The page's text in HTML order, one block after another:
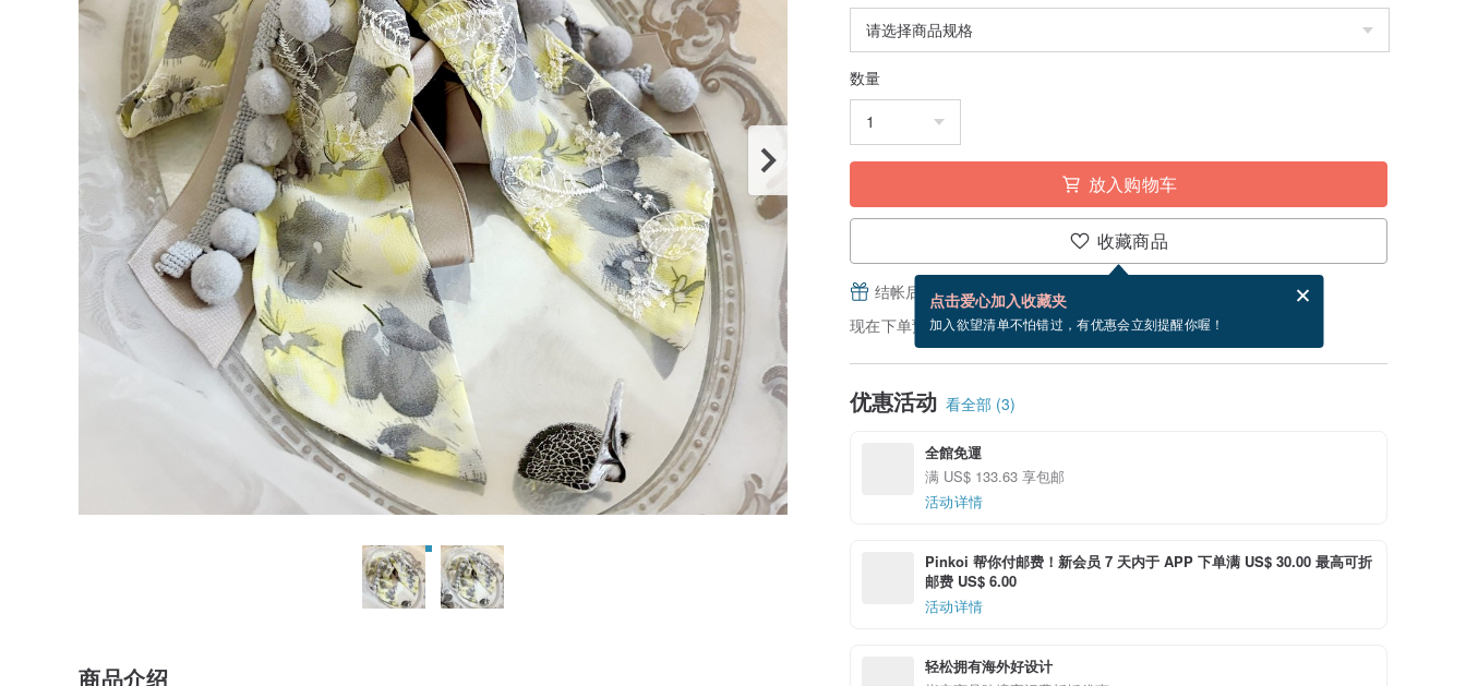
数量
放入购物车
收藏商品
点击爱心加入收藏夹
加入欲望清单不怕错过，有优惠会立刻提醒你喔！
结帐后填写并分享，免费帮你寄送电子贺卡。
电子贺卡是什么？
现在下单预估 8/25~8/29 到货。
优惠活动 看全部 (3)
全館免運
满 US$ 133.63 享包邮
活动详情
Pinkoi 帮你付邮费！新会员 7 天内于 APP 下单满 US$ 30.00 最高可折
邮费 US$ 6.00
活动详情
轻松拥有海外好设计
商品介绍